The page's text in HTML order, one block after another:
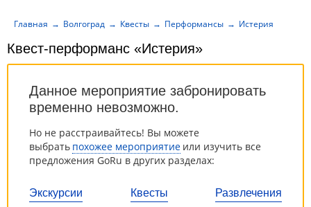
Данное мероприятие забронировать
временно невозможно.
Но не расстраивайтесь! Вы можете
выбрать похожее мероприятие или изучить все
предложения GoRu в других разделах:
Экскурсии Квесты Развлечения
Квест-перформанс «Истерия»
Главная Волгоград Квесты Перформансы Истерия